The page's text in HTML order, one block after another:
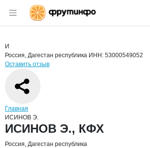
Раздел навигации по
Страница компании
Страница компании
Краткая информация о
И
Россия, Дагестан республика ИНН: 53000549052
Оставить отзыв
Навигация по сайту
Главная
ИСИНОВ Э.
Основная информация о
ИСИНОВ Э., КФХ
Россия, Дагестан республика